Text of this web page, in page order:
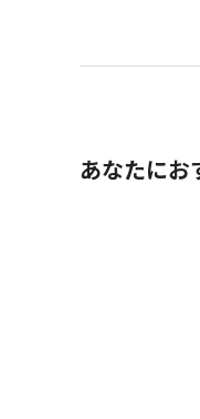
あなたにお